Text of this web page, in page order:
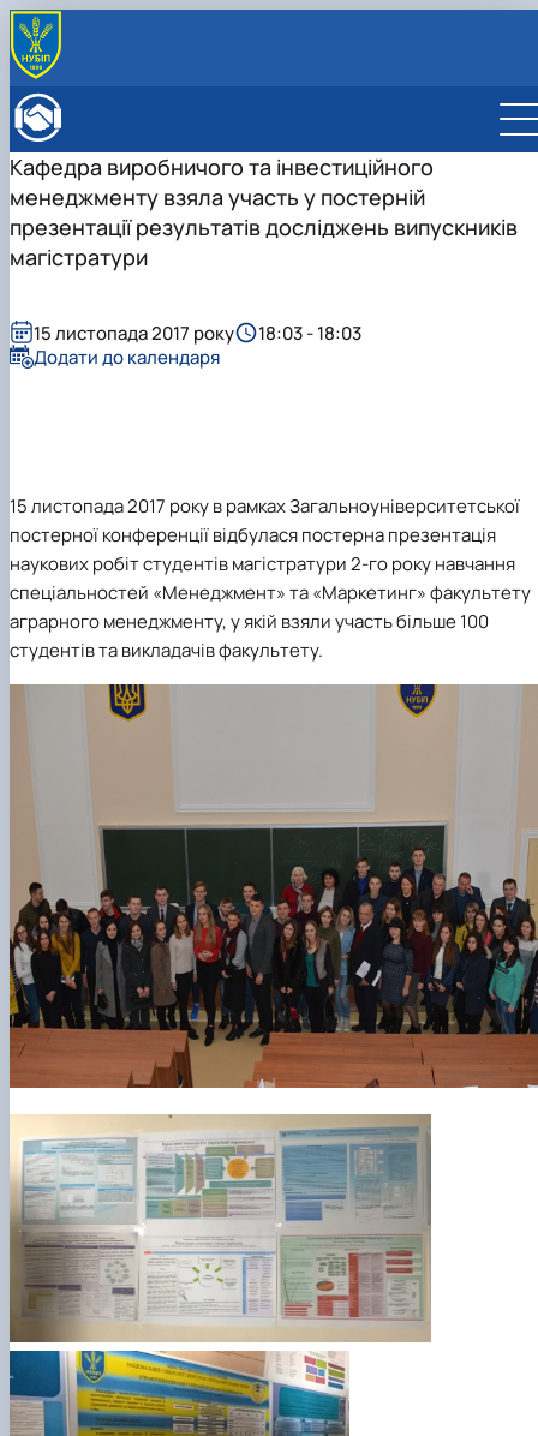
Адміністрація факультету
ОСВІТНЯ ДІЯЛЬНІСТЬ
Бакалаврат
Магістратура
Розклад
Підготовка аспірантів
Практичне навчання
Виховна та спортивна робота
Сенат студентської організації факультету
ВСТУПНИКУ
Загальна інформація
Бакалавр
Магістр
МІЖНАРОДНА ДІЯЛЬНІСТЬ
Міжнародні партнери
Міжнародні програми з можливістю отримання
Англомовна магістратура/ English speaking MSc
Program in Management
ВЧЕНА РАДА
РАДА РОБОТОДАВЦІВ
Кафедра виробничого та інвестиційного
менеджменту взяла участь у постерній
презентації результатів досліджень випускників
магістратури
15 листопада 2017 року в рамках Загальноуніверситетської
постерної конференціївідбулася постерна презентація
наукових робіт студентів магістратури 2-го року навчання
спеціальностей «Менеджмент» та «Маркетинг»факультету
аграрного менеджменту, у якій взяли участь більше 100
студентів та викладачів факультету.
15 листопада 2017 року
18:03 - 18:03
Додати до календаря